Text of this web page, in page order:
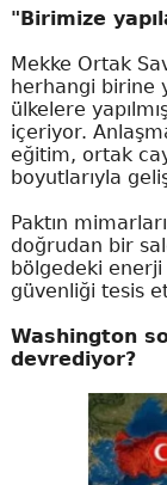
"Birimize
Mekke Ortak
herhangi birine
ülkelere
içeriyor.
eğitim, ortak
boyutlarıyla
Paktın
doğrudan bir
bölgedeki enerji
güvenliği tesis
Washington
devrediyor?